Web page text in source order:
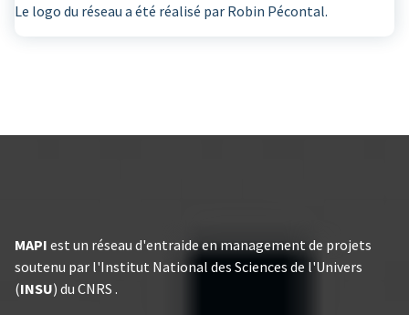
Le logo du réseau a été réalisé par Robin Pécontal.
MAPI est un réseau d'entraide en management de projets
soutenu par l'Institut National des Sciences de l'Univers
(INSU) du CNRS .